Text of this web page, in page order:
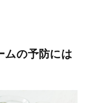
ムの予防には